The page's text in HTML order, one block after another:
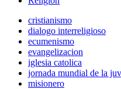
cristianismo
dialogo interreligioso
ecumenismo
evangelizacion
iglesia catolica
jornada mundial de la
misionero